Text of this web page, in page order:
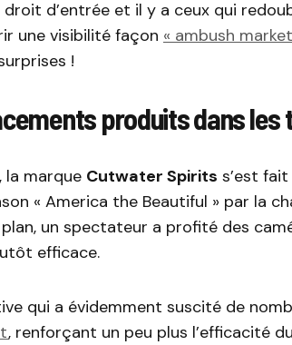
d’entrée et il y a ceux qui
une visibilité façon « ambush
!
produits dans les
la marque Cutwater Spirits s’est
« America the Beautiful » par la
un spectateur a profité des
efficace.
qui a évidemment suscité de
, renforçant un peu plus l’efficacité